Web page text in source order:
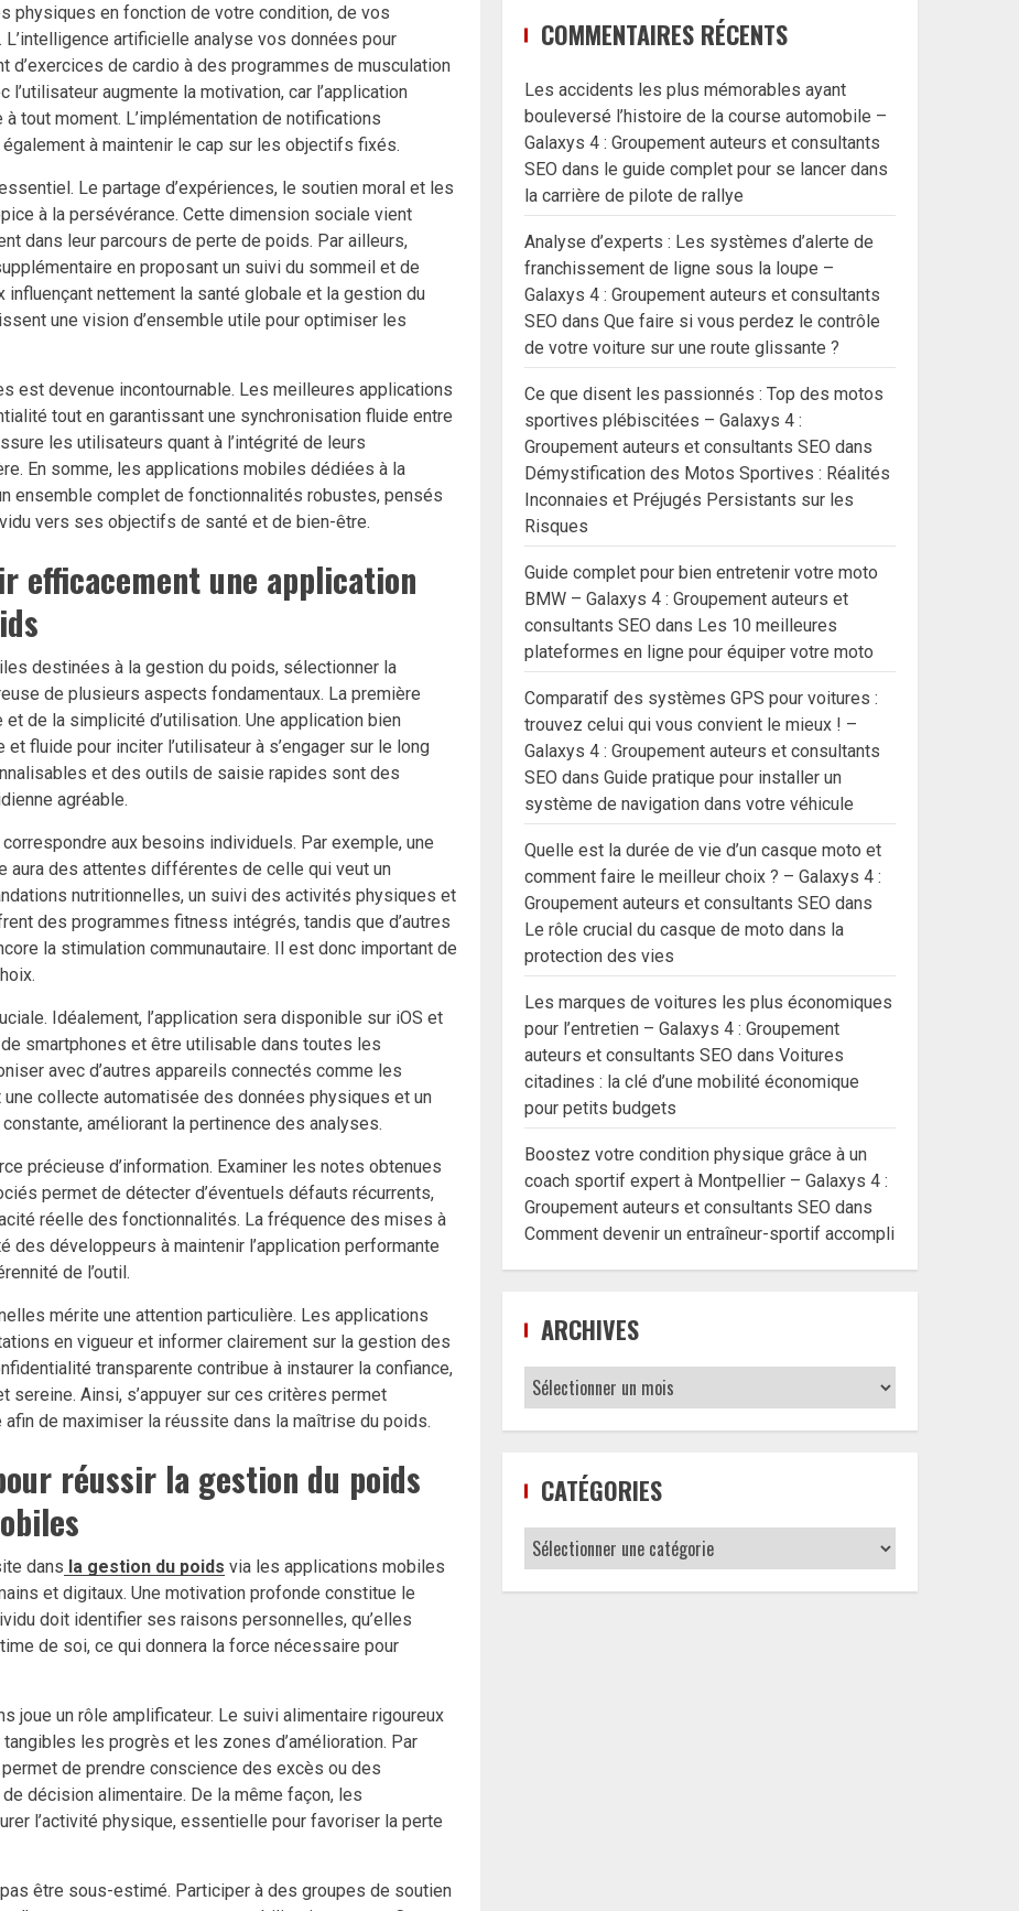
physiques en fonction de votre condition, de vos
artificielle analyse vos données pour
de cardio à des programmes de musculation
augmente la motivation, car l’application
tout moment. L’implémentation de notifications
à maintenir le cap sur les objectifs fixés.
Le partage d’expériences, le soutien moral et les
à la persévérance. Cette dimension sociale vient
dans leur parcours de perte de poids. Par ailleurs,
en proposant un suivi du sommeil et de
influençant nettement la santé globale et la gestion du
une vision d’ensemble utile pour optimiser les
est devenue incontournable. Les meilleures applications
tout en garantissant une synchronisation fluide entre
les utilisateurs quant à l’intégrité de leurs
En somme, les applications mobiles dédiées à la
ensemble complet de fonctionnalités robustes, pensés
vers ses objectifs de santé et de bien-être.
efficacement une application
destinées à la gestion du poids, sélectionner la
de plusieurs aspects fondamentaux. La première
et de la simplicité d’utilisation. Une application bien
fluide pour inciter l’utilisateur à s’engager sur le long
et des outils de saisie rapides sont des
agréable.
aux besoins individuels. Par exemple, une
aura des attentes différentes de celle qui veut un
nutritionnelles, un suivi des activités physiques et
des programmes fitness intégrés, tandis que d’autres
la stimulation communautaire. Il est donc important de
Idéalement, l’application sera disponible sur iOS et
smartphones et être utilisable dans toutes les
avec d’autres appareils connectés comme les
collecte automatisée des données physiques et un
améliorant la pertinence des analyses.
précieuse d’information. Examiner les notes obtenues
permet de détecter d’éventuels défauts récurrents,
réelle des fonctionnalités. La fréquence des mises à
des développeurs à maintenir l’application performante
de l’outil.
mérite une attention particulière. Les applications
en vigueur et informer clairement sur la gestion des
transparente contribue à instaurer la confiance,
sereine. Ainsi, s’appuyer sur ces critères permet
afin de maximiser la réussite dans la maîtrise du poids.
réussir la gestion du poids
dans la gestion du poids via les applications mobiles
et digitaux. Une motivation profonde constitue le
doit identifier ses raisons personnelles, qu’elles
de soi, ce qui donnera la force nécessaire pour
joue un rôle amplificateur. Le suivi alimentaire rigoureux
les progrès et les zones d’amélioration. Par
permet de prendre conscience des excès ou des
décision alimentaire. De la même façon, les
l’activité physique, essentielle pour favoriser la perte
être sous-estimé. Participer à des groupes de soutien
COMMENTAIRES RÉCENTS
Les accidents les plus mémorables ayant
bouleversé l’histoire de la course automobile –
Galaxys 4 : Groupement auteurs et consultants
SEO dans le guide complet pour se lancer dans
la carrière de pilote de rallye
Analyse d’experts : Les systèmes d’alerte de
franchissement de ligne sous la loupe –
Galaxys 4 : Groupement auteurs et consultants
SEO dansQue faire si vous perdez le contrôle
de votre voiture sur une route glissante ?
Ce que disent les passionnés : Top des motos
sportives plébiscitées – Galaxys 4 :
Groupement auteurs et consultants SEO dans
Démystification des Motos Sportives : Réalités
Inconnaies et Préjugés Persistants sur les
Risques
Guide complet pour bien entretenir votre moto
BMW – Galaxys 4 : Groupement auteurs et
consultants SEO dans Les 10 meilleures
plateformes en ligne pour équiper votre moto
Comparatif des systèmes GPS pour voitures :
trouvez celui qui vous convient le mieux ! –
Galaxys 4 : Groupement auteurs et consultants
SEO dansGuide pratique pour installer un
système de navigation dans votre véhicule
Quelle est la durée de vie d’un casque moto et
comment faire le meilleur choix ? – Galaxys 4 :
Groupement auteurs et consultants SEO dans
Le rôle crucial du casque de moto dans la
protection des vies
Les marques de voitures les plus économiques
pour l’entretien – Galaxys 4 : Groupement
auteurs et consultants SEO dansVoitures
citadines : la clé d’une mobilité économique
pour petits budgets
Boostez votre condition physique grâce à un
coach sportif expert à Montpellier – Galaxys 4 :
Groupement auteurs et consultants SEO dans
Comment devenir un entraîneur-sportif accompli
ARCHIVES
Archives
CATÉGORIES
Catégories